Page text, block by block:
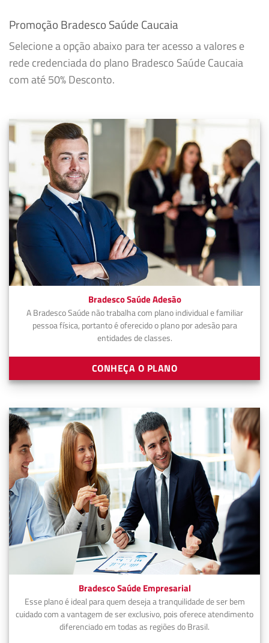
Promoção Bradesco Saúde Caucaia
Selecione a opção abaixo para ter acesso a valores e
rede credenciada do plano Bradesco Saúde Caucaia
com até 50% Desconto.
Bradesco Saúde Adesão
A Bradesco Saúde não trabalha com plano individual e familiar
pessoa física, portanto é oferecido o plano por adesão para
entidades de classes.
CONHEÇA O PLANO
Bradesco Saúde Empresarial
Esse plano é ideal para quem deseja a tranquilidade de ser bem
cuidado com a vantagem de ser exclusivo, pois oferece atendimento
diferenciado em todas as regiões do Brasil.